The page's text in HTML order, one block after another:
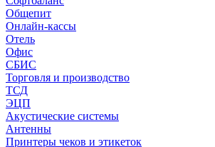
Общепит
Онлайн-кассы
Отель
Офис
СБИС
Торговля и производство
ТСД
ЭЦП
Акустические системы
Антенны
Принтеры чеков и этикеток